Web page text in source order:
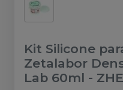
Kit Silicone
Zetalabor
Lab 60ml -